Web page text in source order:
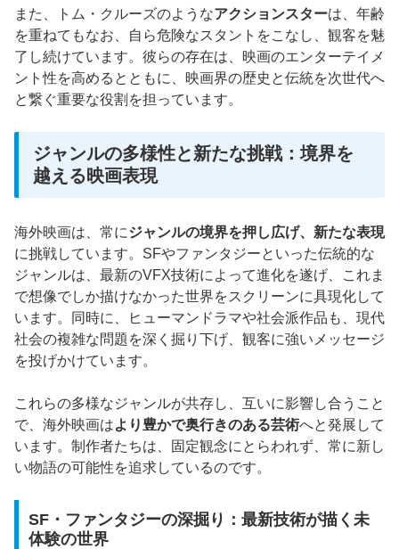
また、トム・クルーズのようなアクションスターは、年齢
を重ねてもなお、自ら危険なスタントをこなし、観客を魅
了し続けています。彼らの存在は、映画のエンターテイメ
ント性を高めるとともに、映画界の歴史と伝統を次世代へ
と繋ぐ重要な役割を担っています。
ジャンルの多様性と新たな挑戦：境界を
越える映画表現
海外映画は、常にジャンルの境界を押し広げ、新たな表現
に挑戦しています。SFやファンタジーといった伝統的な
ジャンルは、最新のVFX技術によって進化を遂げ、これま
で想像でしか描けなかった世界をスクリーンに具現化して
います。同時に、ヒューマンドラマや社会派作品も、現代
社会の複雑な問題を深く掘り下げ、観客に強いメッセージ
を投げかけています。
これらの多様なジャンルが共存し、互いに影響し合うこと
で、海外映画はより豊かで奥行きのある芸術へと発展して
います。制作者たちは、固定観念にとらわれず、常に新し
い物語の可能性を追求しているのです。
SF・ファンタジーの深掘り：最新技術が描く未
体験の世界